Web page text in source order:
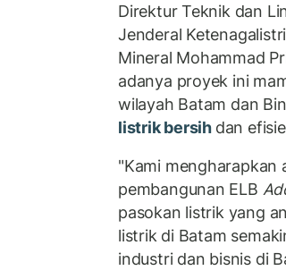
Direktur Teknik dan
Jenderal
Mineral Mohammad
adanya proyek ini
wilayah Batam dan
listrik bersih dan
"Kami mengharapkan
pembangunan ELB
pasokan listrik yang
listrik di Batam
industri dan bisnis di